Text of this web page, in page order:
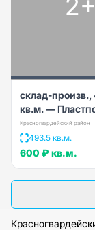
2+
склад-произв.,
кв.м. —
Красногвардейский район
493.5 кв.м.
600 ₽ кв.м.